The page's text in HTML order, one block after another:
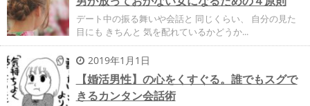
デート中の振る舞いや会話と 同じくらい、 自分の見た
目にも きちんと 気を配れているかどうか...
2019年1月1日
【婚活男性】の心をくすぐる。誰でもスグで
きるカンタン会話術